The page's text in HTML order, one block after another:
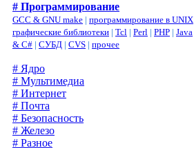
# Программирование
GCC & GNU make | программирование в UNIX
графические библиотеки | Tcl | Perl | PHP | Java
& C# | СУБД | CVS | прочее
# Ядро
# Мультимедиа
# Интернет
# Почта
# Безопасность
# Железо
# Разное